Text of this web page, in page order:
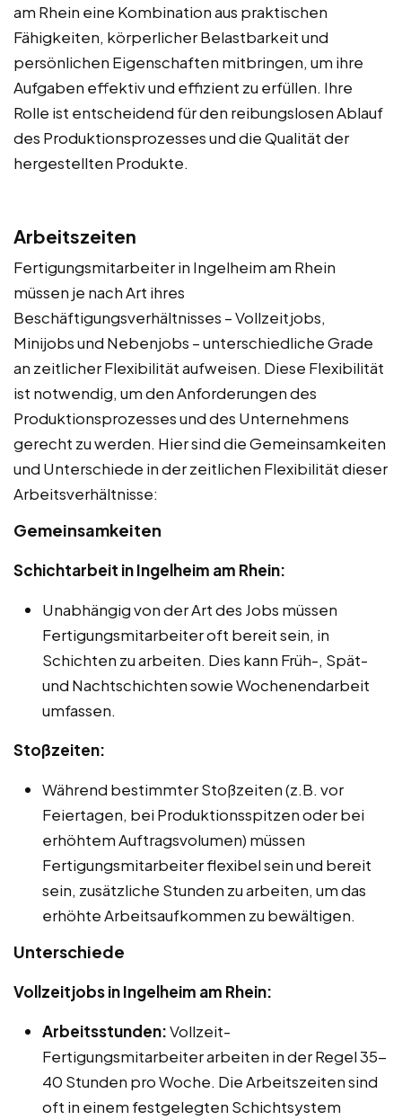
am Rhein eine Kombination aus praktischen
Fähigkeiten, körperlicher Belastbarkeit und
persönlichen Eigenschaften mitbringen, um ihre
Aufgaben effektiv und effizient zu erfüllen. Ihre
Rolle ist entscheidend für den reibungslosen Ablauf
des Produktionsprozesses und die Qualität der
hergestellten Produkte.
Arbeitszeiten
Fertigungsmitarbeiter in Ingelheim am Rhein
müssen je nach Art ihres
Beschäftigungsverhältnisses – Vollzeitjobs,
Minijobs und Nebenjobs – unterschiedliche Grade
an zeitlicher Flexibilität aufweisen. Diese Flexibilität
ist notwendig, um den Anforderungen des
Produktionsprozesses und des Unternehmens
gerecht zu werden. Hier sind die Gemeinsamkeiten
und Unterschiede in der zeitlichen Flexibilität dieser
Arbeitsverhältnisse:
Gemeinsamkeiten
Schichtarbeit in Ingelheim am Rhein:
Unabhängig von der Art des Jobs müssen
Fertigungsmitarbeiter oft bereit sein, in
Schichten zu arbeiten. Dies kann Früh-, Spät-
und Nachtschichten sowie Wochenendarbeit
umfassen.
Stoßzeiten:
Während bestimmter Stoßzeiten (z.B. vor
Feiertagen, bei Produktionsspitzen oder bei
erhöhtem Auftragsvolumen) müssen
Fertigungsmitarbeiter flexibel sein und bereit
sein, zusätzliche Stunden zu arbeiten, um das
erhöhte Arbeitsaufkommen zu bewältigen.
Unterschiede
Vollzeitjobs in Ingelheim am Rhein:
Arbeitsstunden:Vollzeit-
Fertigungsmitarbeiter arbeiten in der Regel 35-
40 Stunden pro Woche. Die Arbeitszeiten sind
oft in einem festgelegten Schichtsystem